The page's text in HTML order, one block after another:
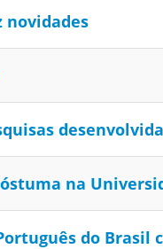
novidades
na
do Brasil